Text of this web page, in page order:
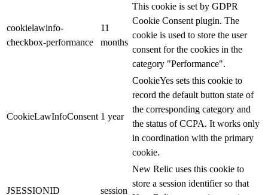
cookielawinfo-
checkbox-performance
11
months
This cookie is set by GDPR
Cookie Consent plugin. The
cookie is used to store the user
consent for the cookies in the
category "Performance".
CookieLawInfoConsent 1 year
CookieYes sets this cookie to
record the default button state of
the corresponding category and
the status of CCPA. It works only
in coordination with the primary
cookie.
JSESSIONID session
New Relic uses this cookie to
store a session identifier so that